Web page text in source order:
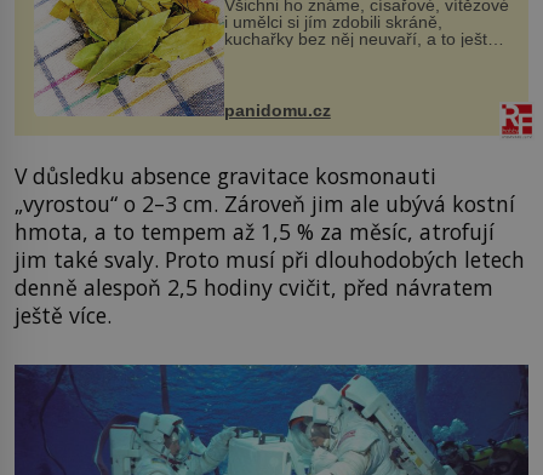
Všichni ho známe, císařové, vítězové
i umělci si jím zdobili skráně,
kuchařky bez něj neuvaří, a to ještě
nevíte, že bobkový list může výrazně
zmírnit některé naše neduhy.
Obsahuje v malém množství ně...
panidomu.cz
V důsledku absence gravitace kosmonauti
„vyrostou“ o 2–3 cm. Zároveň jim ale ubývá kostní
hmota, a to tempem až 1,5 % za měsíc, atrofují
jim také svaly. Proto musí při dlouhodobých letech
denně alespoň 2,5 hodiny cvičit, před návratem
ještě více.